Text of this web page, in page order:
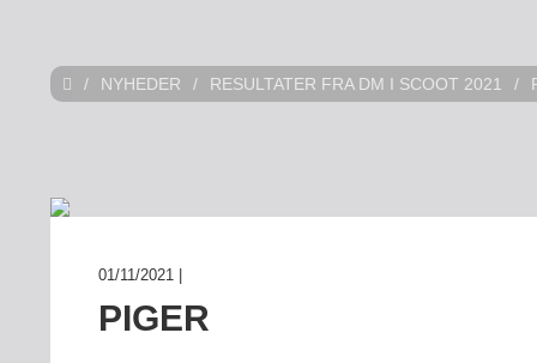
/ NYHEDER / RESULTATER FRA DM I SCOOT 2021 /
01/11/2021 |
PIGER